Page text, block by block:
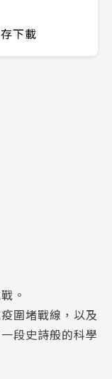
下載
。
圍堵戰線，以及
段史詩般的科學